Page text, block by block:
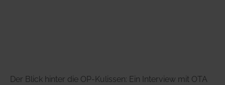
Der Blick hinter die OP-Kulissen: Ein Interview mit OTA